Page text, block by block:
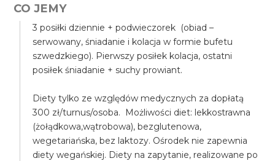
CO JEMY
3 posiłki dziennie + podwieczorek (obiad –
serwowany, śniadanie i kolacja w formie bufetu
szwedzkiego). Pierwszy posiłek kolacja, ostatni
posiłek śniadanie + suchy prowiant.
Diety tylko ze względów medycznych za dopłatą
300 zł/turnus/osoba. Możliwości diet: lekkostrawna
(żołądkowa,wątrobowa), bezglutenowa,
wegetariańska, bez laktozy. Ośrodek nie zapewnia
diety wegańskiej. Diety na zapytanie, realizowane po